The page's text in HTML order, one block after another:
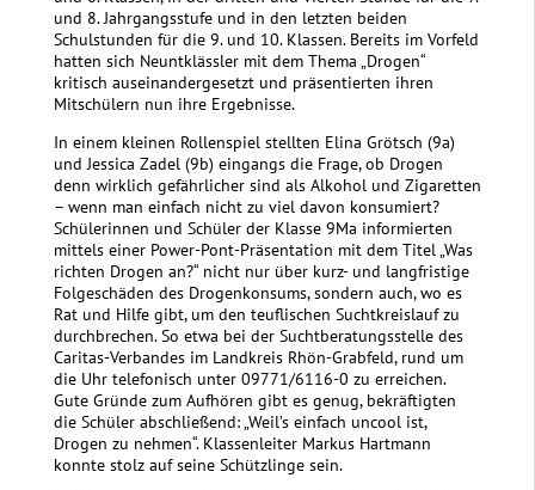
und 8. Jahrgangsstufe und in den letzten beiden
Schulstunden für die 9. und 10. Klassen. Bereits im Vorfeld
hatten sich Neuntklässler mit dem Thema „Drogen“
kritisch auseinandergesetzt und präsentierten ihren
Mitschülern nun ihre Ergebnisse.
In einem kleinen Rollenspiel stellten Elina Grötsch (9a)
und Jessica Zadel (9b) eingangs die Frage, ob Drogen
denn wirklich gefährlicher sind als Alkohol und Zigaretten
– wenn man einfach nicht zu viel davon konsumiert?
Schülerinnen und Schüler der Klasse 9Ma informierten
mittels einer Power-Pont-Präsentation mit dem Titel „Was
richten Drogen an?“ nicht nur über kurz- und langfristige
Folgeschäden des Drogenkonsums, sondern auch, wo es
Rat und Hilfe gibt, um den teuflischen Suchtkreislauf zu
durchbrechen. So etwa bei der Suchtberatungsstelle des
Caritas-Verbandes im Landkreis Rhön-Grabfeld, rund um
die Uhr telefonisch unter 09771/6116-0 zu erreichen.
Gute Gründe zum Aufhören gibt es genug, bekräftigten
die Schüler abschließend: „Weil’s einfach uncool ist,
Drogen zu nehmen“. Klassenleiter Markus Hartmann
konnte stolz auf seine Schützlinge sein.